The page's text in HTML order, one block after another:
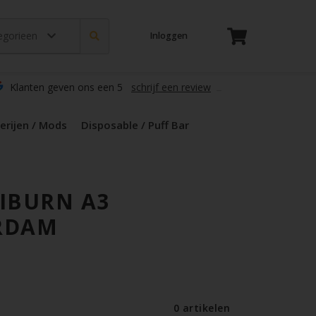
Inloggen
Klanten geven ons een 5 schrijf een review
/ Mods Disposable / Puff Bar
A3
0 artikelen